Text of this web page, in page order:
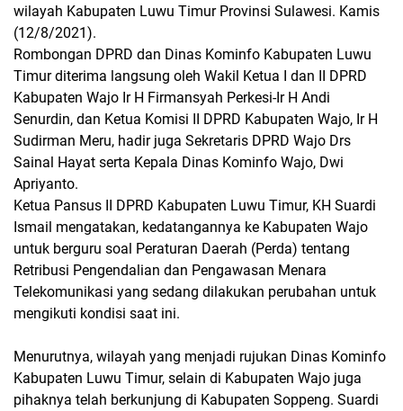
wilayah Kabupaten Luwu Timur Provinsi Sulawesi. Kamis
(12/8/2021).
Rombongan DPRD dan Dinas Kominfo Kabupaten Luwu
Timur diterima langsung oleh Wakil Ketua I dan II DPRD
Kabupaten Wajo Ir H Firmansyah Perkesi-Ir H Andi
Senurdin, dan Ketua Komisi II DPRD Kabupaten Wajo, Ir H
Sudirman Meru, hadir juga Sekretaris DPRD Wajo Drs
Sainal Hayat serta Kepala Dinas Kominfo Wajo, Dwi
Apriyanto.
Ketua Pansus II DPRD Kabupaten Luwu Timur, KH Suardi
Ismail mengatakan, kedatangannya ke Kabupaten Wajo
untuk berguru soal Peraturan Daerah (Perda) tentang
Retribusi Pengendalian dan Pengawasan Menara
Telekomunikasi yang sedang dilakukan perubahan untuk
mengikuti kondisi saat ini.
Menurutnya, wilayah yang menjadi rujukan Dinas Kominfo
Kabupaten Luwu Timur, selain di Kabupaten Wajo juga
pihaknya telah berkunjung di Kabupaten Soppeng. Suardi